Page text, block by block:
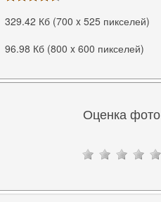
329.42 Кб (700 x 525 пикселей)
96.98 Кб (800 x 600 пикселей)
Оценка фото